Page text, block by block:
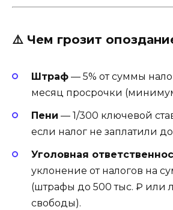
⚠️ Чем грозит
Штраф — 5% от суммы
месяц просрочки
Пени — 1/300 ключевой
если налог не заплатили
Уголовная
уклонение от налогов на
(штрафы до 500 тыс. ₽ или
свободы).